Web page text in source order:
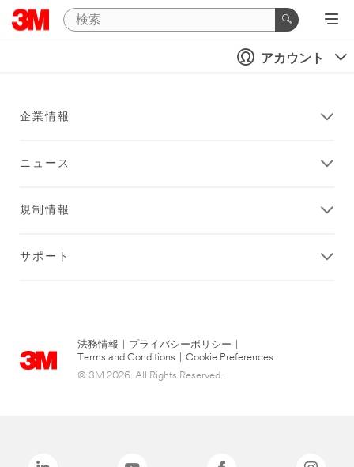
アカウント
企業情報
ニュース
規制情報
サポート
法務情報 プライバシーポリシー
Terms and Conditions
Cookie Preferences
© 3M 2026. All Rights Reserved.